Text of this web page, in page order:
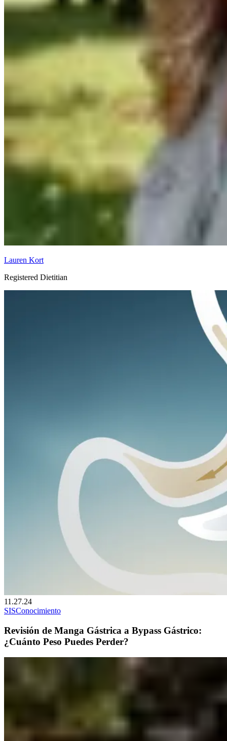
Lauren Kort
Registered Dietitian
11.27.24
SISConocimiento
Revisión de Manga Gástrica a Bypass Gástrico:
¿Cuánto Peso Puedes Perder?